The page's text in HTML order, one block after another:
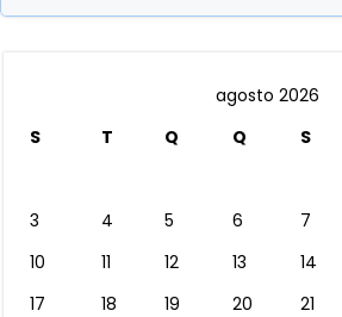
for:
agosto 2026
S
T Q Q S
3
4 5 6 7
10
11 12 13 14
17
18 19 20 21